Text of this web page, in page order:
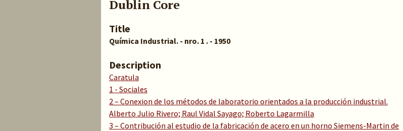
Dublin Core
Title
Química Industrial. - nro. 1 . - 1950
Description
Caratula
1 - Sociales
2 – Conexion de los métodos de laboratorio orientados a la producción industrial.
Alberto Julio Rivero; Raul Vidal Sayago; Roberto Lagarmilla
3 – Contribución al estudio de la fabricación de acero en un horno Siemens-Martin de